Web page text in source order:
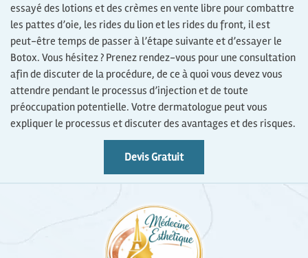
essayé des lotions et des crèmes en vente libre pour combattre
les pattes d’oie, les rides du lion et les rides du front, il est
peut-être temps de passer à l’étape suivante et d’essayer le
Botox. Vous hésitez ? Prenez rendez-vous pour une consultation
afin de discuter de la procédure, de ce à quoi vous devez vous
attendre pendant le processus d’injection et de toute
préoccupation potentielle. Votre dermatologue peut vous
expliquer le processus et discuter des avantages et des risques.
Devis Gratuit